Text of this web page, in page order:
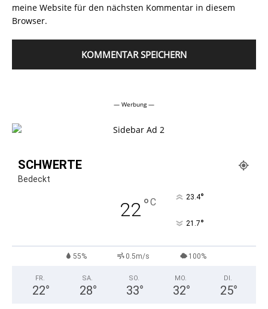
meine Website für den nächsten Kommentar in diesem
Browser.
— Werbung —
SCHWERTE
Bedeckt
22°C 23.4°
21.7°
55% 0.5m/s 100%
FR.
22°
SA.
28°
SO.
33°
MO.
32°
DI.
25°